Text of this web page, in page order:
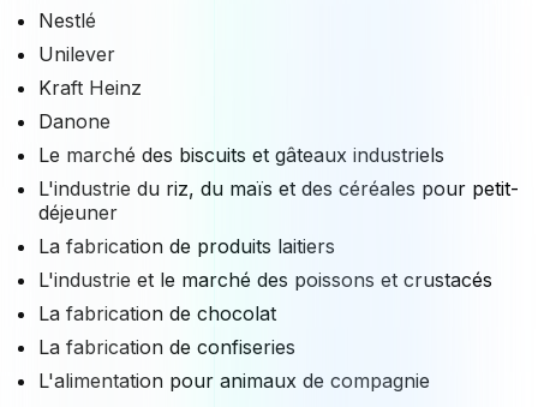
Nestlé
Unilever
Kraft Heinz
Danone
Le marché des biscuits et gâteaux industriels
L'industrie du riz, du maïs et des céréales pour petit-
déjeuner
La fabrication de produits laitiers
L'industrie et le marché des poissons et crustacés
La fabrication de chocolat
La fabrication de confiseries
L'alimentation pour animaux de compagnie